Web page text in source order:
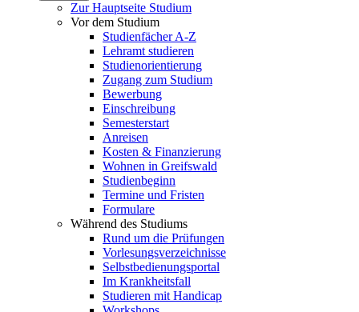
Zur Hauptseite Studium
Vor dem Studium
Studienfächer A-Z
Lehramt studieren
Studienorientierung
Zugang zum Studium
Bewerbung
Einschreibung
Semesterstart
Anreisen
Kosten & Finanzierung
Wohnen in Greifswald
Studienbeginn
Termine und Fristen
Formulare
Während des Studiums
Rund um die Prüfungen
Vorlesungsverzeichnisse
Selbstbedienungsportal
Im Krankheitsfall
Studieren mit Handicap